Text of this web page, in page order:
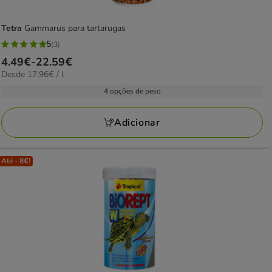
Tetra Gammarus para tartarugas
5
estrelas
com
avaliações
5(3)
Preço
de
22.59€
4.49€-22.59€
17.96€
Desde 17.96€ / l
4 opções de peso
Adicionar
Até - 8€!